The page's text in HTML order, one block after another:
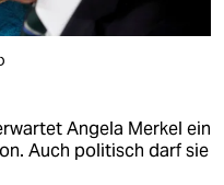
Angela Merkel ein
Auch politisch darf sie